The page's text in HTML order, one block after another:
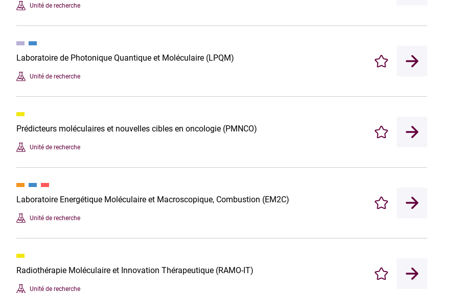
Unité de recherche
Laboratoire de Photonique Quantique et Moléculaire (LPQM)
Unité de recherche
Enregistrer
Prédicteurs moléculaires et nouvelles cibles en oncologie (PMNCO)
Unité de recherche
Enregistrer
Laboratoire Energétique Moléculaire et Macroscopique, Combustion (EM2C)
Unité de recherche
Enregistrer
Radiothérapie Moléculaire et Innovation Thérapeutique (RAMO-IT)
Unité de recherche
Enregistrer